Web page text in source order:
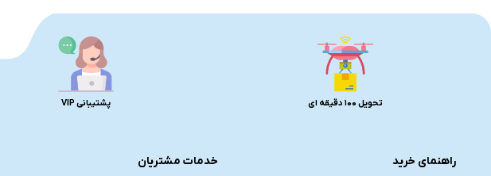
تحویل 100 دقیقه ای پشتیبانی VIP
راهنمای خرید خدمات مشتریان